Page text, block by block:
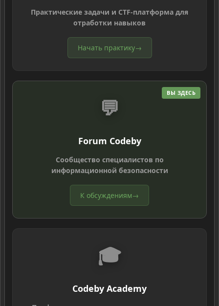
Практические задачи и CTF-платформа для
отработки навыков
Начать практику→
ВЫ ЗДЕСЬ
💬
Forum Codeby
Сообщество специалистов по
информационной безопасности
К обсуждениям→
🎓
Codeby Academy